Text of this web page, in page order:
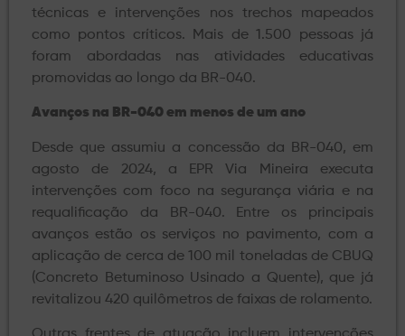
técnicas e intervenções nos trechos mapeados
como pontos críticos. Mais de 1.500 pessoas já
foram abordadas nas atividades educativas
promovidas ao longo da BR-040.
Avanços na BR-040 em menos de um ano
Desde que assumiu a concessão da BR-040, em
agosto de 2024, a EPR Via Mineira executa
intervenções com foco na segurança viária e na
requalificação da BR-040. Entre os principais
avanços estão os serviços no pavimento, com a
aplicação de cerca de 100 mil toneladas de CBUQ
(Concreto Betuminoso Usinado a Quente), que já
revitalizou 420 quilômetros de faixas de rolamento.